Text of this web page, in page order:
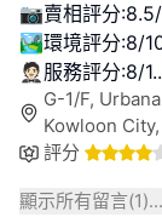
📷賣相評分
🏞環境評分:8/
🤵🏻服務評分:8/1
G-1/F,
Kowloon
評分
顯示所有留言(1)...